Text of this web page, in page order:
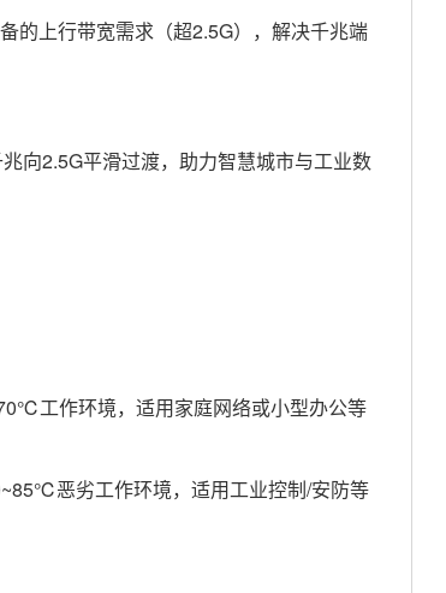
的上行带宽需求（超2.5G），解决千兆端
向2.5G平滑过渡，助力智慧城市与工业数
工作环境，适用家庭网络或小型办公等
恶劣工作环境，适用工业控制/安防等